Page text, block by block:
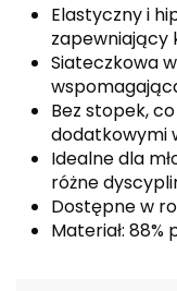
Elastyczny i
zapewniający
Siateczkowa
Bez stopek,
dodatkowymi
Idealne dla
różne
Dostępne w
Materiał: 88%